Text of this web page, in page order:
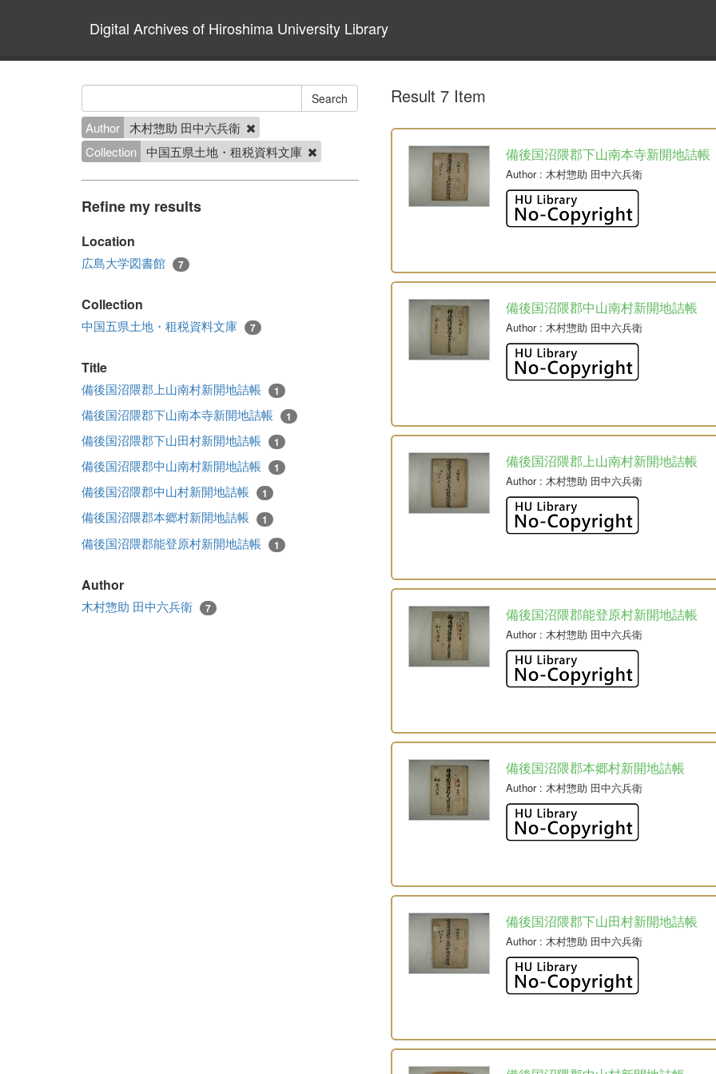
Digital Archives of Hiroshima University Library
Author
木村惣助 田中六兵衛
Collection 中国五県土地・租税資料文庫
Refine my results
Location
広島大学図書館 7
Collection
中国五県土地・租税資料文庫 7
Title
備後国沼隈郡上山南村新開地詰帳 1
備後国沼隈郡下山南本寺新開地詰帳 1
備後国沼隈郡下山田村新開地詰帳 1
備後国沼隈郡中山南村新開地詰帳 1
備後国沼隈郡中山村新開地詰帳 1
備後国沼隈郡本郷村新開地詰帳 1
備後国沼隈郡能登原村新開地詰帳 1
Author
木村惣助 田中六兵衛 7
Result 7 Item
備後国沼隈郡下山南本寺新開地詰帳
Author: 木村惣助 田中六兵衛
備後国沼隈郡中山南村新開地詰帳
Author: 木村惣助 田中六兵衛
備後国沼隈郡上山南村新開地詰帳
Author: 木村惣助 田中六兵衛
備後国沼隈郡能登原村新開地詰帳
Author: 木村惣助 田中六兵衛
備後国沼隈郡本郷村新開地詰帳
Author: 木村惣助 田中六兵衛
備後国沼隈郡下山田村新開地詰帳
Author: 木村惣助 田中六兵衛